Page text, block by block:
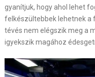
gyanítjuk, hogy ahol lehet
felkészültebbek lehetnek a
tévés nem elégszik meg a
igyekszik magához